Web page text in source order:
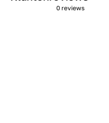
0 reviews